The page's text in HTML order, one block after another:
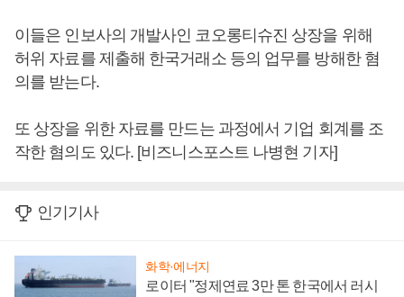
이들은 인보사의 개발사인 코오롱티슈진 상장을 위해
허위 자료를 제출해 한국거래소 등의 업무를 방해한 혐
의를 받는다.
또 상장을 위한 자료를 만드는 과정에서 기업 회계를 조
작한 혐의도 있다. [비즈니스포스트 나병현 기자]
인기기사
화학·에너지
로이터 "정제연료 3만 톤 한국에서 러시